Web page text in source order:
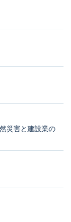
災害と建設業の